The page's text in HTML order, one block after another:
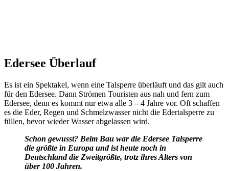
Edersee Überlauf
Es ist ein Spektakel, wenn eine Talsperre überläuft und das gilt auch
für den Edersee. Dann Strömen Touristen aus nah und fern zum
Edersee, denn es kommt nur etwa alle 3 – 4 Jahre vor. Oft schaffen
es die Eder, Regen und Schmelzwasser nicht die Edertalsperre zu
füllen, bevor wieder Wasser abgelassen wird.
Schon gewusst? Beim Bau war die Edersee Talsperre
die größte in Europa und ist heute noch in
Deutschland die Zweitgrößte, trotz ihres Alters von
über 100 Jahren.